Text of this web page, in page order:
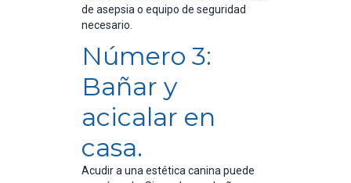
de asepsia o equipo de seguridad
necesario.
Número 3:
Bañar y
acicalar en
casa.
Acudir a una estética canina puede